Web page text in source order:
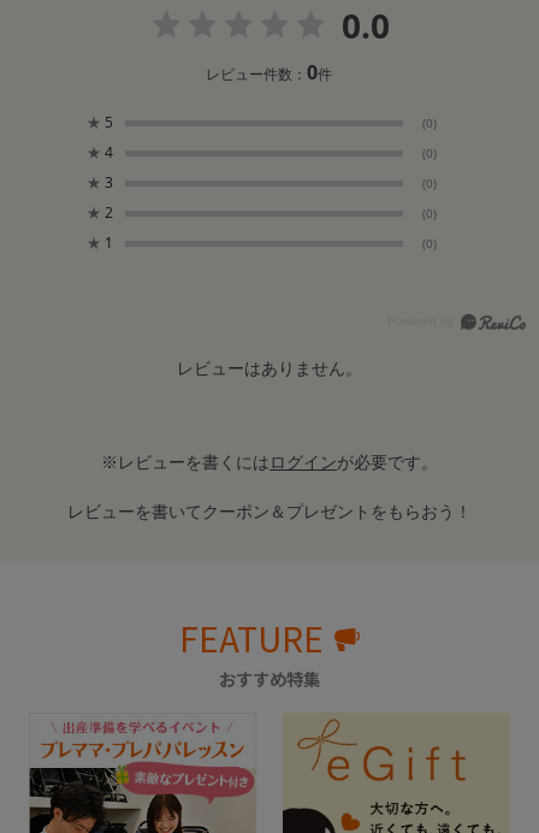
0.0
レビュー件数：0件
★ 5 (0)
★ 4 (0)
★ 3 (0)
★ 2 (0)
★ 1 (0)
レビューはありません。
※レビューを書くにはログインが必要です。
レビューを書いてクーポン＆プレゼントをもらおう！
FEATURE
おすすめ特集